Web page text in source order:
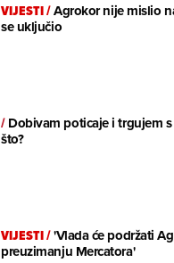
VIJESTI/Agrokor nije mislio
se uključio
/Dobivam poticaje i trgujem
što?
VIJESTI/'Vlada će podržati
preuzimanju Mercatora'